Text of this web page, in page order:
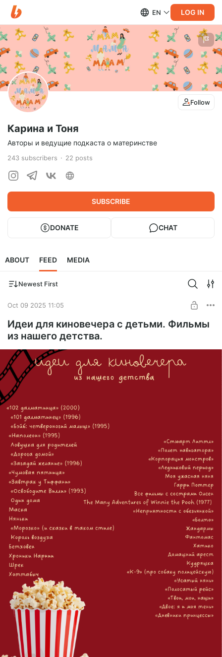
EN LOG IN
Follow
Карина и Тоня
Авторы и ведущие подкаста о материнстве
243 subscribers 22 posts
SUBSCRIBE
DONATE CHAT
ABOUT FEED MEDIA
Newest First
Oct 09 2025 11:05
Идеи для киновечера с детьми. Фильмы
из нашего детства.